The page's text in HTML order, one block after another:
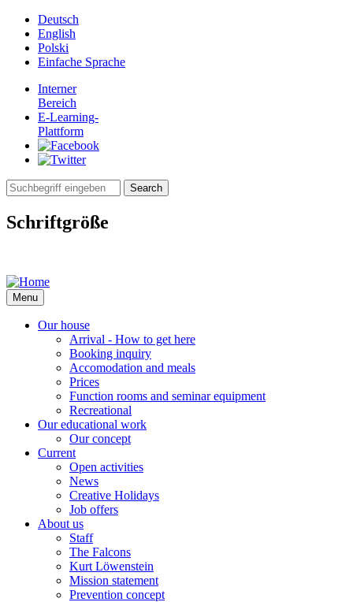
Jump to navigation
Deutsch
English
Polski
Einfache Sprache
Interner
Bereich
E-Learning-
Plattform
Search
Schriftgröße
Menu
Our house
Arrival - How to get here
Booking inquiry
Accomodation and meals
Prices
Function rooms and seminar equipment
Recreational
Our educational work
Our concept
Current
Open activities
News
Creative Holidays
Job offers
About us
Staff
The Falcons
Kurt Löwenstein
Mission statement
Prevention concept